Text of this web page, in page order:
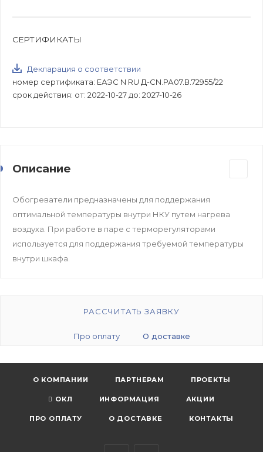
СЕРТИФИКАТЫ
Декларация о соответствии
номер сертификата: ЕАЭС N RU Д-CN.РА07.В.72955/22
срок действия: от: 2022-10-27 до: 2027-10-26
Описание
Обогреватели предназначены для поддержания
оптимальной температуры внутри НКУ путем нагрева
воздуха. При работе в паре с терморегуляторами
используется для поддержания требуемой температуры
внутри шкафа.
РАССЧИТАТЬ ЗАЯВКУ
Про оплату О доставке
О КОМПАНИИ ПАРТНЕРАМ ПРОЕКТЫ
ОКЛ ИНФОРМАЦИЯ АКЦИИ
ПРО ОПЛАТУ О ДОСТАВКЕ КОНТАКТЫ